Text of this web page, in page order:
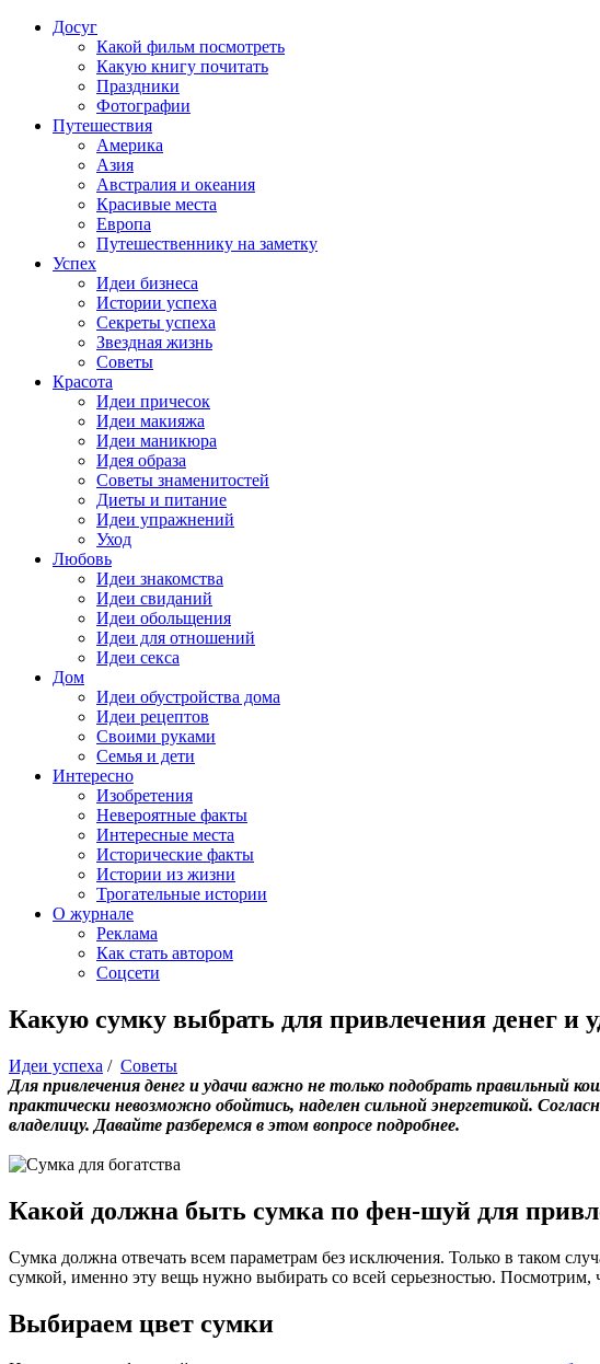
Досуг
Какой фильм посмотреть
Какую книгу почитать
Праздники
Фотографии
Путешествия
Америка
Азия
Австралия и океания
Красивые места
Европа
Путешественнику на заметку
Успех
Идеи бизнеса
Истории успеха
Секреты успеха
Звездная жизнь
Советы
Красота
Идеи причесок
Идеи макияжа
Идеи маникюра
Идея образа
Советы знаменитостей
Диеты и питание
Идеи упражнений
Уход
Любовь
Идеи знакомства
Идеи свиданий
Идеи обольщения
Идеи для отношений
Идеи секса
Дом
Идеи обустройства дома
Идеи рецептов
Своими руками
Семья и дети
Интересно
Изобретения
Невероятные факты
Интересные места
Исторические факты
Истории из жизни
Трогательные истории
О журнале
Реклама
Как стать автором
Соцсети
Какую сумку выбрать для привлечения денег и
Идеи успеха / Советы
Для привлечения денег и удачи важно не только подобрать правильный
практически невозможно обойтись, наделен сильной энергетикой.
владелицу. Давайте разберемся в этом вопросе подробнее.
Какой должна быть сумка по фен-шуй для
Сумка должна отвечать всем параметрам без исключения. Только в таком
сумкой, именно эту вещь нужно выбирать со всей серьезностью.
Выбираем цвет сумки